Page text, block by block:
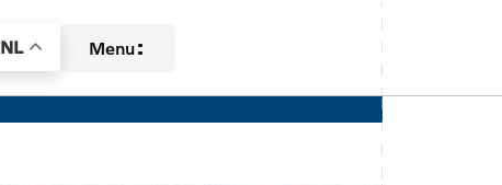
NL Menu